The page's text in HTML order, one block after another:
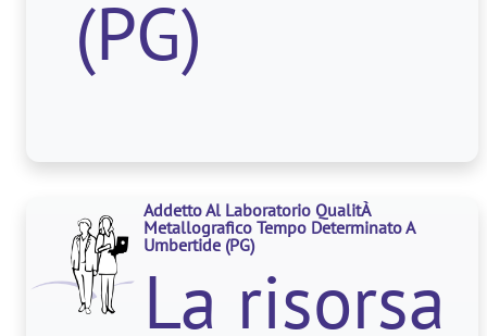
reparto
lamiera e
(PG)
Addetto Al Laboratorio QualitÀ
Metallografico Tempo Determinato A
Umbertide (PG)
La risorsa